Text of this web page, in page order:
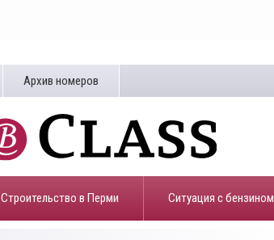
Архив номеров
Строительство в Перми ​Ситуация с бензином